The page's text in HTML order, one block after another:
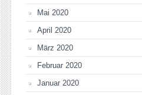
Mai 2020
April 2020
März 2020
Februar 2020
Januar 2020